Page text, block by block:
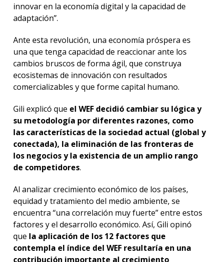
innovar en la economía digital y la capacidad de
adaptación”.
Ante esta revolución, una economía próspera es
una que tenga capacidad de reaccionar ante los
cambios bruscos de forma ágil, que construya
ecosistemas de innovación con resultados
comercializables y que forme capital humano.
Gili explicó que el WEF decidió cambiar su lógica y
su metodología por diferentes razones, como
las características de la sociedad actual (global y
conectada), la eliminación de las fronteras de
los negocios y la existencia de un amplio rango
de competidores.
Al analizar crecimiento económico de los países,
equidad y tratamiento del medio ambiente, se
encuentra “una correlación muy fuerte” entre estos
factores y el desarrollo económico. Así, Gili opinó
que la aplicación de los 12 factores que
contempla el índice del WEF resultaría en una
contribución importante al crecimiento